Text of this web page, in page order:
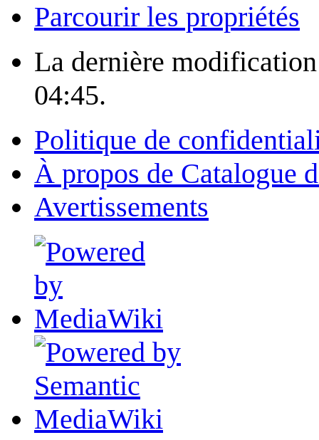
Parcourir les propriétés
La dernière
04:45.
Politique de
À propos de Catalogue
Avertissements